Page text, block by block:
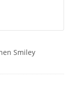
Smiley